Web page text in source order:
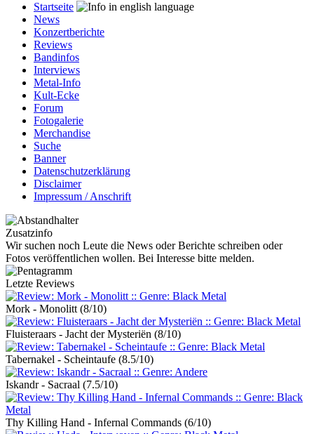
Startseite
News
Konzertberichte
Reviews
Bandinfos
Interviews
Metal-Info
Kult-Ecke
Forum
Fotogalerie
Merchandise
Suche
Banner
Datenschutzerklärung
Disclaimer
Impressum / Anschrift
Zusatzinfo
Wir suchen noch Leute die News oder Berichte schreiben oder
Fotos veröffentlichen wollen. Bei Interesse bitte melden.
Letzte Reviews
Mork - Monolitt (8/10)
Fluisteraars - Jacht der Mysteriën (8/10)
Tabernakel - Scheintaufe (8.5/10)
Iskandr - Sacraal (7.5/10)
Thy Killing Hand - Infernal Commands (6/10)